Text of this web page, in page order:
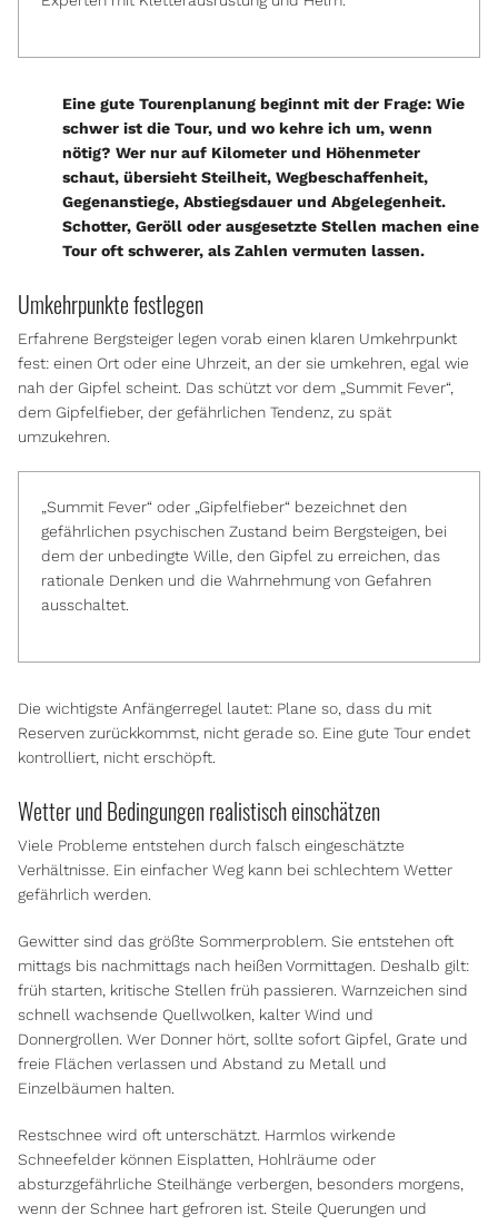
Eine gute Tourenplanung beginnt mit der Frage: Wie
schwer ist die Tour, und wo kehre ich um, wenn
nötig? Wer nur auf Kilometer und Höhenmeter
schaut, übersieht Steilheit, Wegbeschaffenheit,
Gegenanstiege, Abstiegsdauer und Abgelegenheit.
Schotter, Geröll oder ausgesetzte Stellen machen eine
Tour oft schwerer, als Zahlen vermuten lassen.
Umkehrpunktefestlegen
Erfahrene Bergsteiger legen vorab einen klaren Umkehrpunkt
fest: einen Ort oder eine Uhrzeit, an der sie umkehren, egal wie
nah der Gipfel scheint. Das schützt vor dem „Summit Fever“,
dem Gipfelfieber, der gefährlichen Tendenz, zu spät
umzukehren.
„Summit Fever“ oder „Gipfelfieber“ bezeichnet den
gefährlichen psychischen Zustand beim Bergsteigen, bei
dem der unbedingte Wille, den Gipfel zu erreichen, das
rationale Denken und die Wahrnehmung von Gefahren
ausschaltet.
Die wichtigste Anfängerregel lautet: Plane so, dass du mit
Reserven zurückkommst, nicht gerade so. Eine gute Tour endet
kontrolliert, nicht erschöpft.
Wetter und Bedingungen realistisch einschätzen
Viele Probleme entstehen durch falsch eingeschätzte
Verhältnisse. Ein einfacher Weg kann bei schlechtem Wetter
gefährlich werden.
Gewitter sind das größte Sommerproblem. Sie entstehen oft
mittags bis nachmittags nach heißen Vormittagen. Deshalb gilt:
früh starten, kritische Stellen früh passieren. Warnzeichen sind
schnell wachsende Quellwolken, kalter Wind und
Donnergrollen. Wer Donner hört, sollte sofort Gipfel, Grate und
freie Flächen verlassen und Abstand zu Metall und
Einzelbäumen halten.
Restschnee wird oft unterschätzt. Harmlos wirkende
Schneefelder können Eisplatten, Hohlräume oder
absturzgefährliche Steilhänge verbergen, besonders morgens,
wenn der Schnee hart gefroren ist. Steile Querungen und